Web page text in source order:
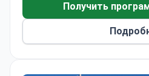
Получить